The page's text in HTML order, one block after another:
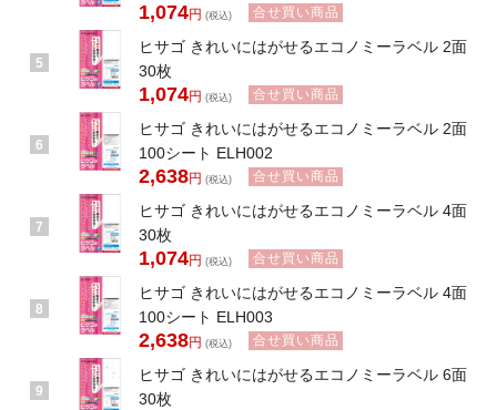
1,074円 (税込) 合せ買い商品
5
ヒサゴ きれいにはがせるエコノミーラベル 2面
30枚
1,074円 (税込) 合せ買い商品
6
ヒサゴ きれいにはがせるエコノミーラベル 2面
100シート ELH002
2,638円 (税込) 合せ買い商品
7
ヒサゴ きれいにはがせるエコノミーラベル 4面
30枚
1,074円 (税込) 合せ買い商品
8
ヒサゴ きれいにはがせるエコノミーラベル 4面
100シート ELH003
2,638円 (税込) 合せ買い商品
9
ヒサゴ きれいにはがせるエコノミーラベル 6面
30枚